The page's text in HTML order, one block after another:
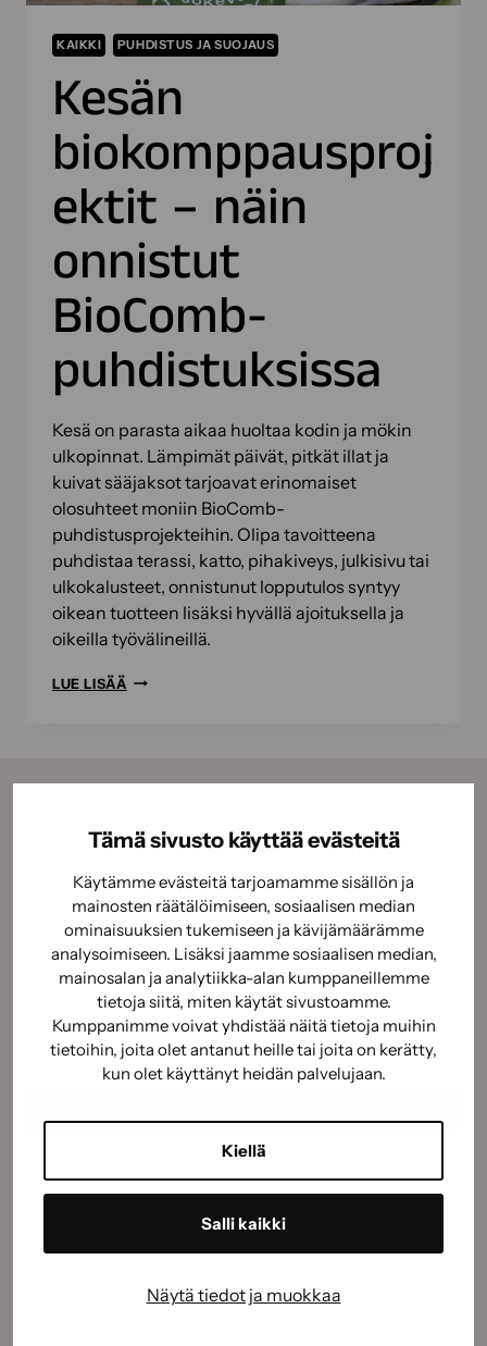
Tämä sivusto käyttää evästeitä
Käytämme evästeitä tarjoamamme sisällön ja
mainosten räätälöimiseen, sosiaalisen median
ominaisuuksien tukemiseen ja kävijämäärämme
analysoimiseen. Lisäksi jaamme sosiaalisen median,
mainosalan ja analytiikka-alan kumppaneillemme
tietoja siitä, miten käytät sivustoamme.
Kumppanimme voivat yhdistää näitä tietoja muihin
tietoihin, joita olet antanut heille tai joita on kerätty,
kun olet käyttänyt heidän palvelujaan.
Kiellä
Salli kaikki
Näytä tiedot ja muokkaa
KAIKKI PUHDISTUS JA SUOJAUS
Kesän
biokomppausproj
ektit – näin
onnistut
BioComb-
puhdistuksissa
Kesä on parasta aikaa huoltaa kodin ja mökin
ulkopinnat. Lämpimät päivät, pitkät illat ja
kuivat sääjaksot tarjoavat erinomaiset
olosuhteet moniin BioComb-
puhdistusprojekteihin. Olipa tavoitteena
puhdistaa terassi, katto, pihakiveys, julkisivu tai
ulkokalusteet, onnistunut lopputulos syntyy
oikean tuotteen lisäksi hyvällä ajoituksella ja
oikeilla työvälineillä.
LUE LISÄÄ KESÄN
ONNISTUT
PUHDISTUKSISSA
vinkit, ohjeet ja tarjoukset suoraan sähköpostiisi.
Sähköposti
(Pakollinen)
Suostumus (Pakollinen)
Hyväksyn tietojeni käyttämisen tietosuojaselosteen
mukaisesti. (Pakollinen)
CAPTCHA